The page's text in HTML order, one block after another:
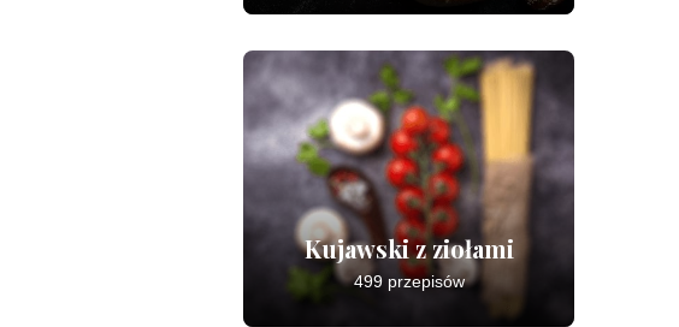
Kujawski z ziołami
499 przepisów